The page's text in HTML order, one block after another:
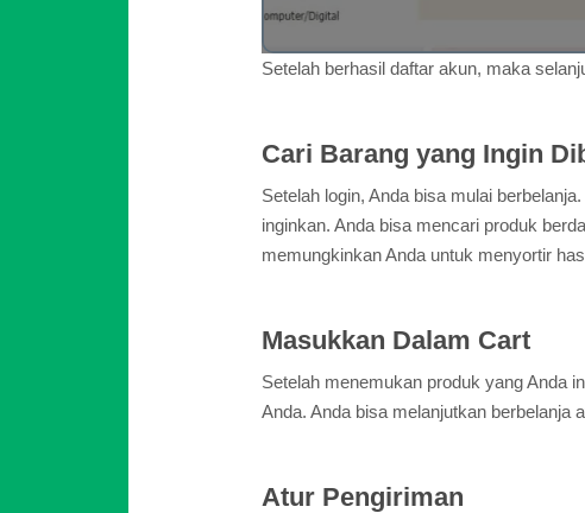
Setelah berhasil daftar akun, maka
Cari Barang yang Ingin
Setelah login, Anda bisa mulai
inginkan. Anda bisa mencari produk
memungkinkan Anda untuk menyortir
Masukkan Dalam Cart
Setelah menemukan produk yang Anda
Anda. Anda bisa melanjutkan berbelanja
Atur Pengiriman